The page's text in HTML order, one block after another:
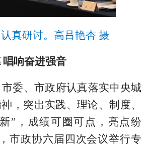
真研讨。高吕艳杏 摄
唱响奋进强音
市委、市政府认真落实中央城
，突出实践、理论、制度、
”，成绩可圈可点，亮点纷
市政协六届四次会议举行专